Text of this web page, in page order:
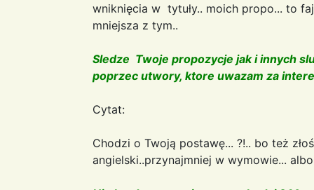
wniknięcia w tytuły.. moich propo... to
mniejsza z tym..
Sledze Twoje propozycje jak i innych
poprzec utwory, ktore uwazam za
Cytat:
Chodzi o Twoją postawę... ?!.. bo też
angielski..przynajmniej w wymowie...